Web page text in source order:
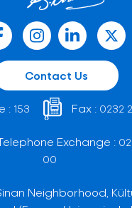
Contact Us
: 153 Fax : 0232
Exchange :
00
Neighborhood,